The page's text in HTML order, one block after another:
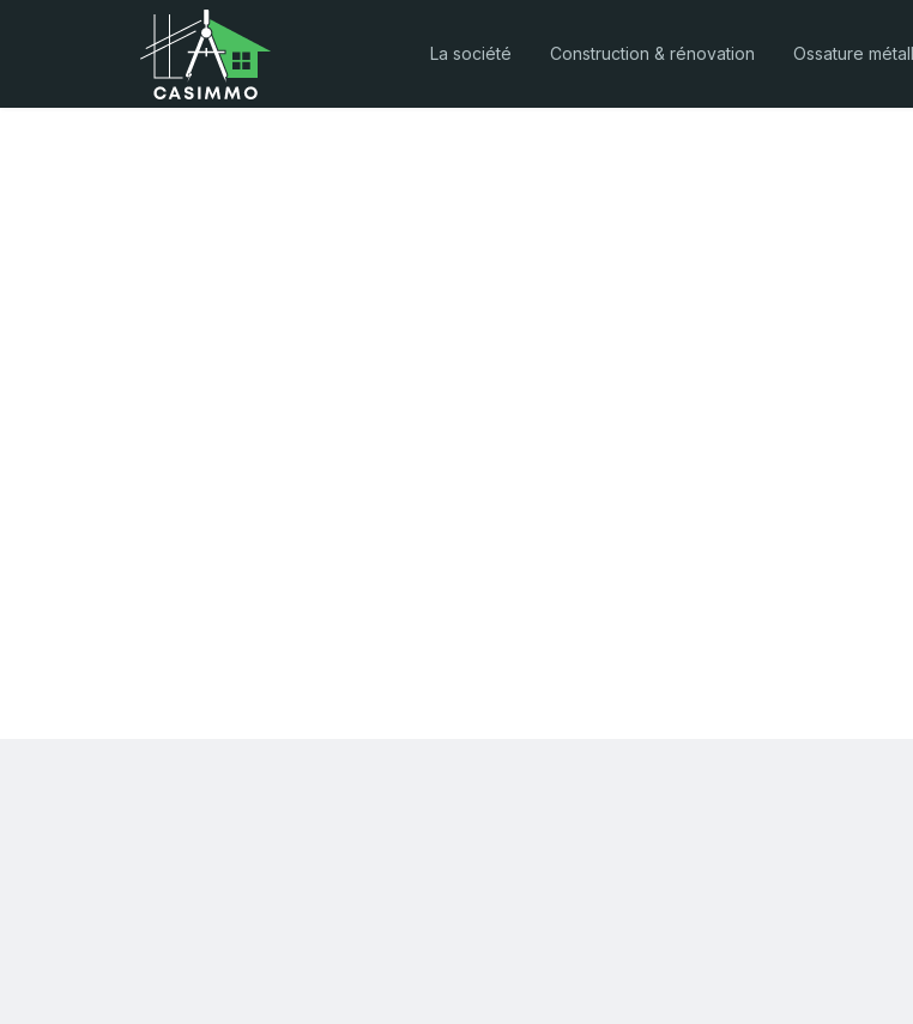
La société Construction & rénovation Ossature